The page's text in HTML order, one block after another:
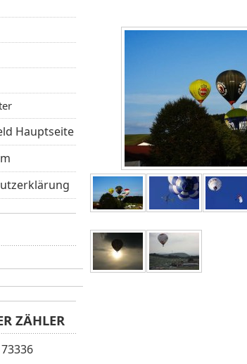
Hauptseite
ZÄHLER